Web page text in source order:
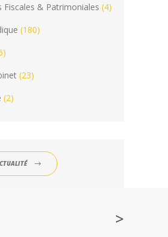
Fiscales & Patrimoniales (4)
(180)
(23)
(2)
>